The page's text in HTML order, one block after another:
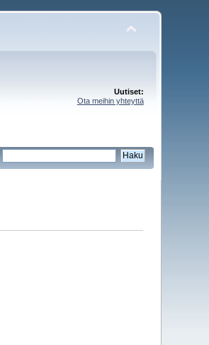
Uutiset:
Ota meihin yhteyttä